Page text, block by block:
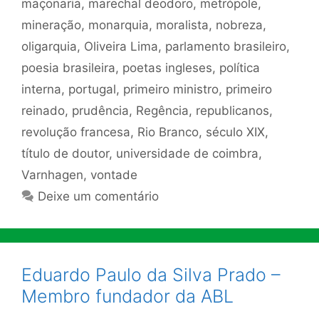
maçonaria, marechal deodoro, metrópole,
mineração, monarquia, moralista, nobreza,
oligarquia, Oliveira Lima, parlamento brasileiro,
poesia brasileira, poetas ingleses, política
interna, portugal, primeiro ministro, primeiro
reinado, prudência, Regência, republicanos,
revolução francesa, Rio Branco, século XIX,
título de doutor, universidade de coimbra,
Varnhagen, vontade
Deixe um comentário
Eduardo Paulo da Silva Prado –
Membro fundador da ABL